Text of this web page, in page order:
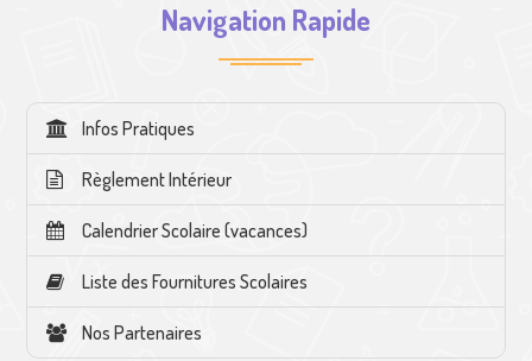
Navigation Rapide
Infos Pratiques
Règlement Intérieur
Calendrier Scolaire (vacances)
Liste des Fournitures Scolaires
Nos Partenaires